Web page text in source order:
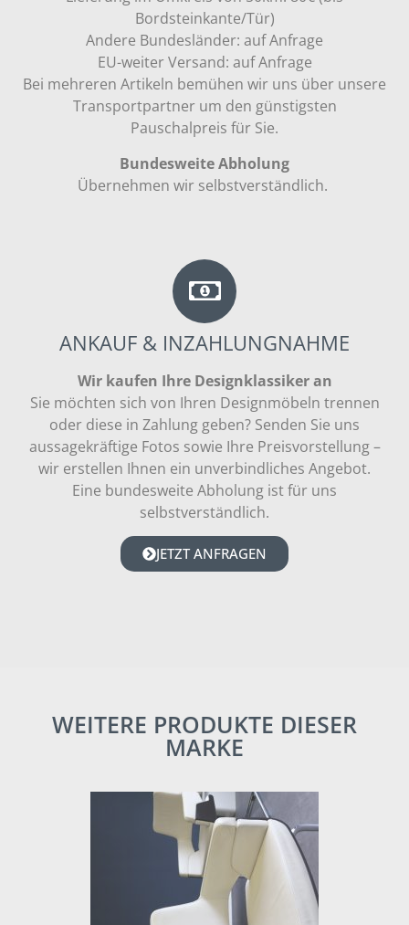
Bordsteinkante/Tür)
Andere Bundesländer: auf Anfrage
EU-weiter Versand: auf Anfrage
Bei mehreren Artikeln bemühen wir uns über unsere
Transportpartner um den günstigsten
Pauschalpreis für Sie.
Bundesweite Abholung
Übernehmen wir selbstverständlich.
ANKAUF & INZAHLUNGNAHME
Wir kaufen Ihre Designklassiker an
Sie möchten sich von Ihren Designmöbeln trennen
oder diese in Zahlung geben? Senden Sie uns
aussagekräftige Fotos sowie Ihre Preisvorstellung –
wir erstellen Ihnen ein unverbindliches Angebot.
Eine bundesweite Abholung ist für uns
selbstverständlich.
JETZT ANFRAGEN
WEITERE PRODUKTE DIESER
MARKE